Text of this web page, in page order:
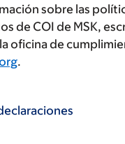
sobre las
de COI de MSK,
oficina de
.